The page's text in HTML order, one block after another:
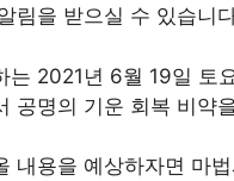
림을 받으실 수 있습니
는 2021년 6월 19일 토
공명의 기운 회복 비약
내용을 예상하자면 마